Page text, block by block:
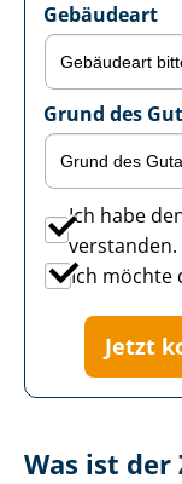
Gebäudeart
Grund des
Ich habe
verstanden.
Ich möchte
Jetzt
Was ist